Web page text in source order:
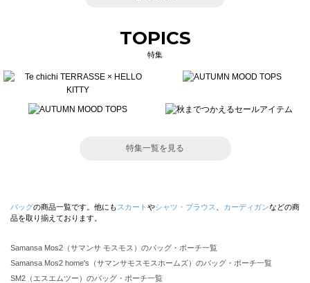
TOPICS
特集
特集一覧を見る
バッグの商品一覧です。他にも スカート やシャツ・ブラウス カーディガンなどの商
品を取り揃えております。
Samansa Mos2（サマンサ モスモス）のバッグ・ポーチ一覧
Samansa Mos2 home's（サマンサモスモスホームズ）のバッグ・ポーチ一覧
SM2（エスエムツー）のバッグ・ポーチ一覧